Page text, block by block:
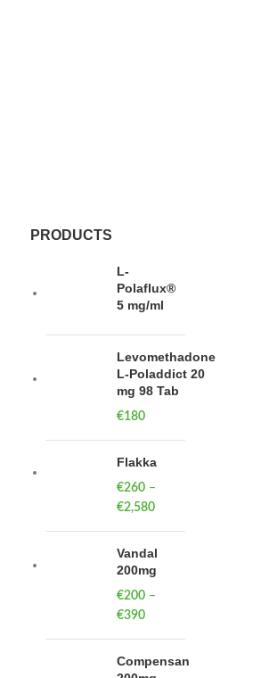
PRODUCTS
L-
Polaflux®
5 mg/ml
Levomethadone
L-Poladdict 20
mg 98 Tab
€180
Flakka
€260 –
€2,580
€260
through
Vandal
200mg
€200 –
€390
through
Compensan